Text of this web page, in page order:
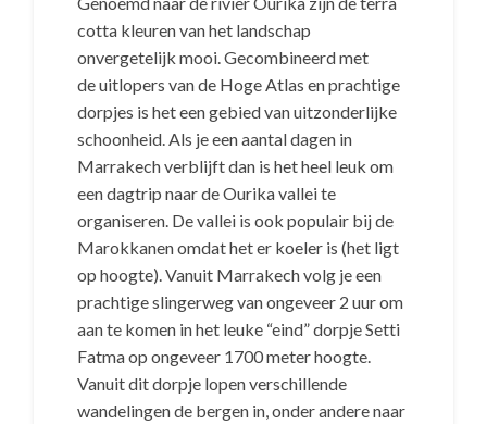
cotta kleuren van het landschap
onvergetelijk mooi. Gecombineerd met
de uitlopers van de Hoge Atlas en prachtige
dorpjes is het een gebied van uitzonderlijke
schoonheid. Als je een aantal dagen in
Marrakech verblijft dan is het heel leuk om
een dagtrip naar de Ourika vallei te
organiseren. De vallei is ook populair bij de
Marokkanen omdat het er koeler is (het ligt
op hoogte). Vanuit Marrakech volg je een
prachtige slingerweg van ongeveer 2 uur om
aan te komen in het leuke “eind” dorpje Setti
Fatma op ongeveer 1700 meter hoogte.
Vanuit dit dorpje lopen verschillende
wandelingen de bergen in, onder andere naar